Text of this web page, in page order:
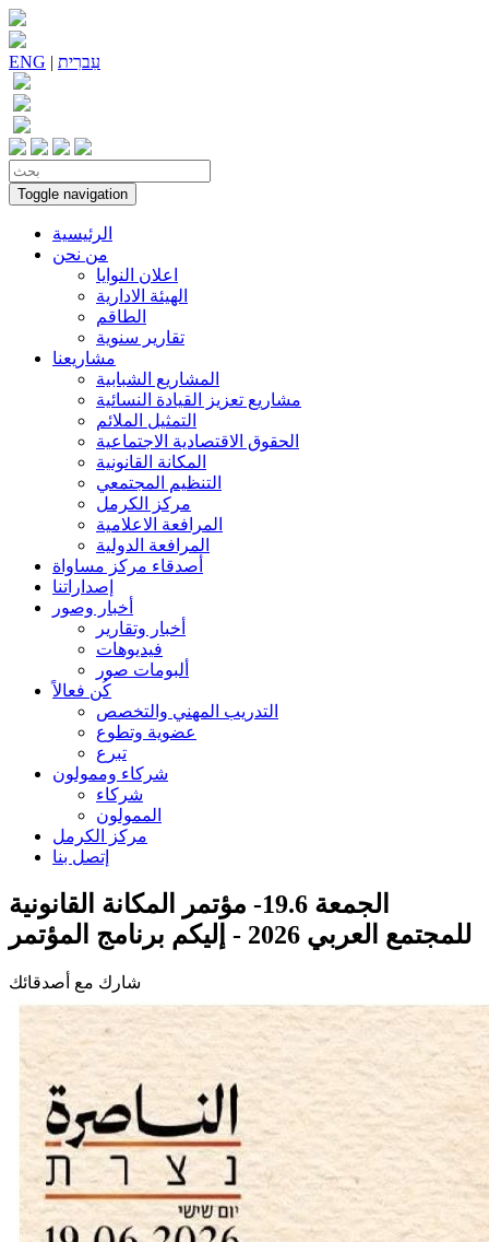
ENG | עִברִית
Toggle navigation
الرئيسية
من نحن
اعلان النوايا
الهيئة الادارية
الطاقم
تقارير سنوية
مشاريعنا
المشاريع الشبابية
مشاريع تعزيز القيادة النسائية
التمثيل الملائم
الحقوق الاقتصادية الاجتماعية
المكانة القانونية
التنظيم المجتمعي
مركز الكرمل
المرافعة الاعلامية
المرافعة الدولية
أصدقاء مركز مساواة
إصداراتنا
أخبار وصور
أخبار وتقارير
فيديوهات
ألبومات صور
كُن فعالاً
التدريب المهني والتخصص
عضوية وتطوع
تبرع
شركاء وممولون
شركاء
الممولون
مركز الكرمل
إتصل بنا
الجمعة 19.6- مؤتمر المكانة القانونية
للمجتمع العربي 2026 - إليكم برنامج المؤتمر
شارك مع أصدقائك